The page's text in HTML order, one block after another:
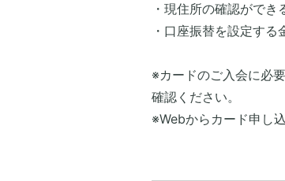
・現住所の確認ができ
・口座振替を設定す
※カードのご入会に必
確認ください。
※Webからカード申し